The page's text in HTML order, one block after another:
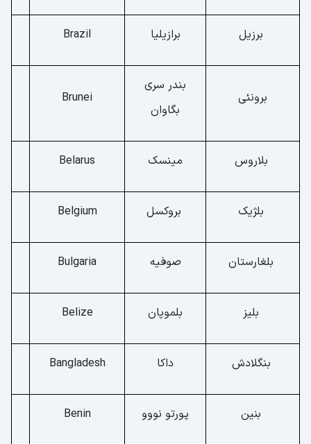
برزیل برازیلیا Brazil
برونئی
بندر سری
بگاوان
Brunei
بلاروس مینسک Belarus
بلژیک بروکسل Belgium
بلغارستان صوفیه Bulgaria
بلیز بلموپان Belize
بنگلادش داکا Bangladesh
بنین پورتو نووو Benin